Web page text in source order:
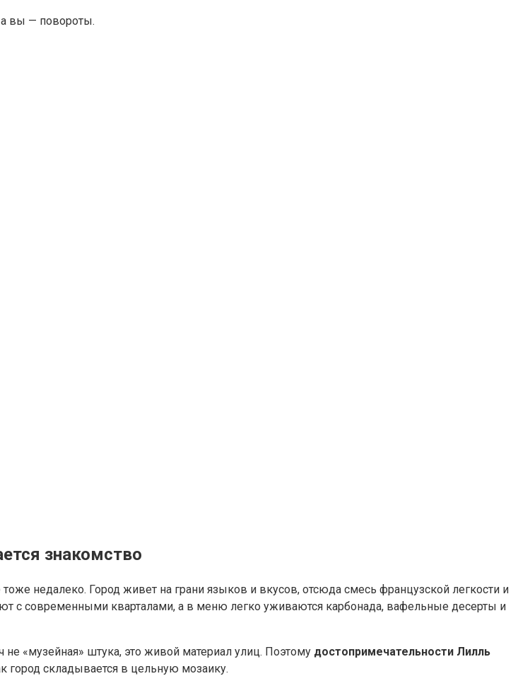
а вы — повороты.
знакомство
недалеко. Город живет на грани языков и вкусов, отсюда смесь французской легкости и
с современными кварталами, а в меню легко уживаются карбонада, вафельные десерты и
«музейная» штука, это живой материал улиц. Поэтому достопримечательности Лилль
город складывается в цельную мозаику.